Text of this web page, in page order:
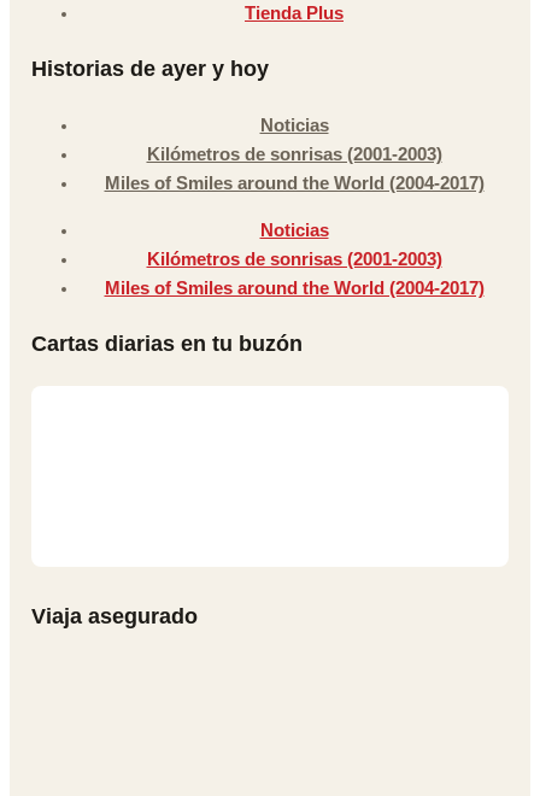
Tienda Plus
Historias de ayer y hoy
Noticias
Kilómetros de sonrisas (2001-2003)
Miles of Smiles around the World (2004-2017)
Noticias
Kilómetros de sonrisas (2001-2003)
Miles of Smiles around the World (2004-2017)
Cartas diarias en tu buzón
Viaja asegurado